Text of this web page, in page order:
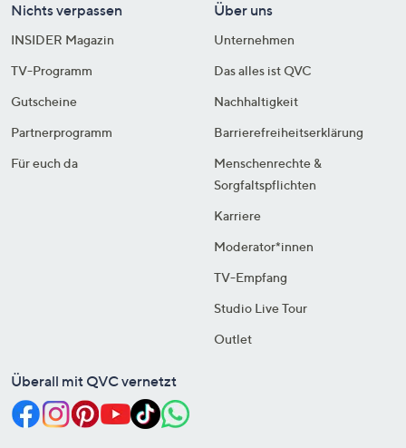
Nichts verpassen
INSIDER Magazin
TV-Programm
Gutscheine
Partnerprogramm
Für euch da
Über uns
Unternehmen
Das alles ist QVC
Nachhaltigkeit
Barrierefreiheitserklärung
Menschenrechte &
Sorgfaltspflichten
Karriere
Moderator*innen
TV-Empfang
Studio Live Tour
Outlet
Überall mit QVC vernetzt